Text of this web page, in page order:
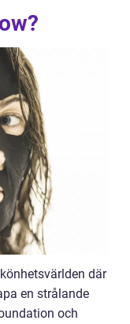
där
en strålande
och